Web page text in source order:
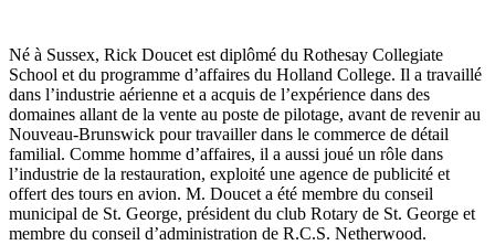
Né à Sussex, Rick Doucet est diplômé du Rothesay Collegiate
School et du programme d’affaires du Holland College. Il a travaillé
dans l’industrie aérienne et a acquis de l’expérience dans des
domaines allant de la vente au poste de pilotage, avant de revenir au
Nouveau-Brunswick pour travailler dans le commerce de détail
familial. Comme homme d’affaires, il a aussi joué un rôle dans
l’industrie de la restauration, exploité une agence de publicité et
offert des tours en avion. M. Doucet a été membre du conseil
municipal de St. George, président du club Rotary de St. George et
membre du conseil d’administration de R.C.S. Netherwood.